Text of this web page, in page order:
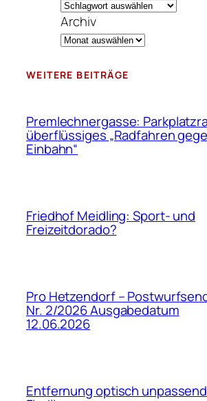
Archiv
WEITERE BEITRÄGE
Premlechnergasse:
überflüssiges „Radfahren
Einbahn“
Friedhof Meidling: Sport- und
Freizeitdorado?
Pro Hetzendorf –
Nr. 2/2026 Ausgabedatum
12.06.2026
Entfernung optisch